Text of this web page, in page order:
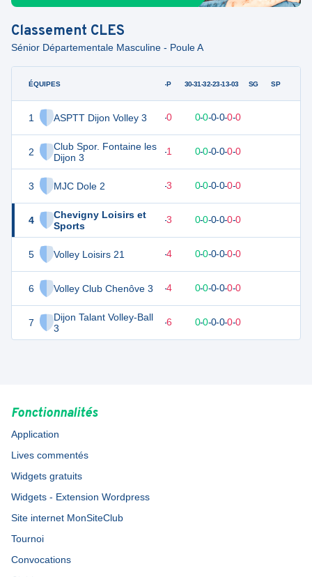
Classement CLES
Sénior Départementale Masculine - Poule A
ÉQUIPES
1 ASPTT Dijon Volley 3
2
Club Spor. Fontaine les
Dijon 3
3 MJC Dole 2
4
Chevigny Loisirs et
Sports
5 Volley Loisirs 21
6 Volley Club Chenôve 3
7
Dijon Talant Volley-Ball
3
G-P 30-31-32-23-13-03 SG SP
17 6 -0 0-0-0-0-0-0
16 6 -1 0-0-0-0-0-0
-3 0-0-0-0-0-0
8 6 -3 0-0-0-0-0-0
6 -4 0-0-0-0-0-0
6 6 -4 0-0-0-0-0-0
1 6 -6 0-0-0-0-0-0
Fonctionnalités
Application
Lives commentés
Widgets gratuits
Widgets - Extension Wordpress
Site internet MonSiteClub
Tournoi
Convocations